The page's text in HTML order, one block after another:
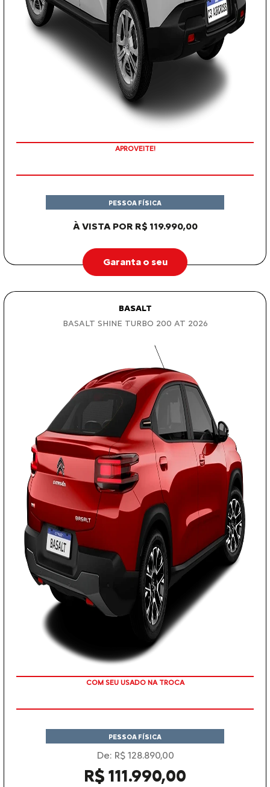
APROVEITE!
À VISTA POR R$ 119.990,00
PESSOA FÍSICA
Garanta o seu
BASALT
BASALT SHINE TURBO 200 AT 2026
TAXA ZERO
PESSOA FÍSICA
De: R$ 128.890,00
R$ 111.990,00